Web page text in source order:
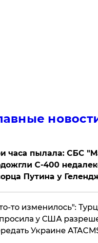
часа пылала: СБС
С-400
Путина у
то изменилось":
у США
Украине